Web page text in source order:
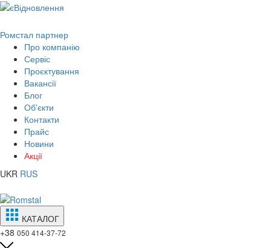
Ромстал партнер
Про компанію
Сервіс
Проєктування
Вакансії
Блог
Об'єкти
Контакти
Прайс
Новини
Акції
UKR RUS
КАТАЛОГ
+38 050 414-37-72